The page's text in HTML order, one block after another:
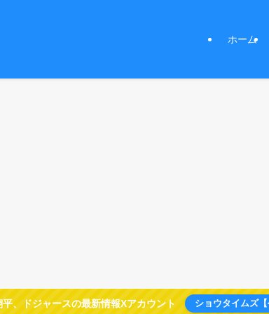
ホーム
平、ドジャースの最新情報Xアカウント ショウタイムズ